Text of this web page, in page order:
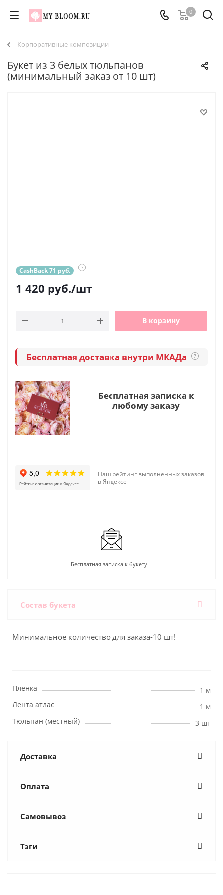
0
Корпоративные композиции
Букет из 3 белых тюльпанов
(минимальный заказ от 10 шт)
CashBack 71 руб. ?
1 420 руб./шт
В корзину
Бесплатная доставка внутри МКАДа ?
Бесплатная записка к
любому заказу
Наш рейтинг выполненных заказов
в Яндексе
Бесплатная записка к букету
Состав букета
Минимальное количество для заказа-10 шт!
Пленка
1 м
Лента атлас
1 м
Тюльпан (местный)
3 шт
Доставка
Оплата
Самовывоз
Тэги